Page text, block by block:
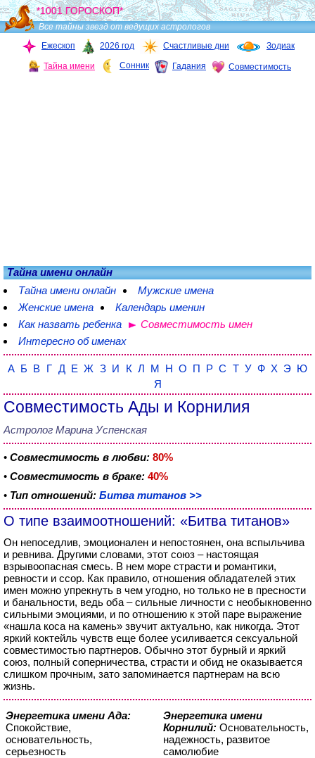
*1001 ГОРОСКОП*
Все тайны звезд от ведущих астрологов
Ежескоп
2026 год Счастливые дни Зодиак
Тайна имени Сонник Гадания Совместимость
Тайна имени онлайн
Тайна имени онлайн
Мужские имена
Женские имена
Календарь именин
Как назвать ребенка
Совместимость имен
Интересно об именах
А Б В Г Д Е Ж З И К Л М Н О П Р С Т У Ф Х Э Ю
Я
Совместимость Ады и Корнилия
Астролог Марина Успенская
• Совместимость в любви: 80%
• Совместимость в браке: 40%
• Тип отношений: Битва титанов >>
О типе взаимоотношений: «Битва титанов»
Он непоседлив, эмоционален и непостоянен, она вспыльчива
и ревнива. Другими словами, этот союз – настоящая
взрывоопасная смесь. В нем море страсти и романтики,
ревности и ссор. Как правило, отношения обладателей этих
имен можно упрекнуть в чем угодно, но только не в пресности
и банальности, ведь оба – сильные личности с необыкновенно
сильными эмоциями, и по отношению к этой паре выражение
«нашла коса на камень» звучит актуально, как никогда. Этот
яркий коктейль чувств еще более усиливается сексуальной
совместимостью партнеров. Обычно этот бурный и яркий
союз, полный соперничества, страсти и обид не оказывается
слишком прочным, зато запоминается партнерам на всю
жизнь.
Энергетика имени Ада:
Спокойствие,
основательность,
серьезность
Энергетика имени
Корнилий: Основательность,
надежность, развитое
самолюбие